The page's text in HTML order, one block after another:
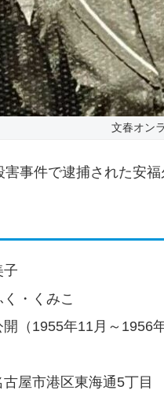
文春オン
事件で逮捕された安
子
・くみこ
（1955年11月～1956
屋市港区東海通5丁目